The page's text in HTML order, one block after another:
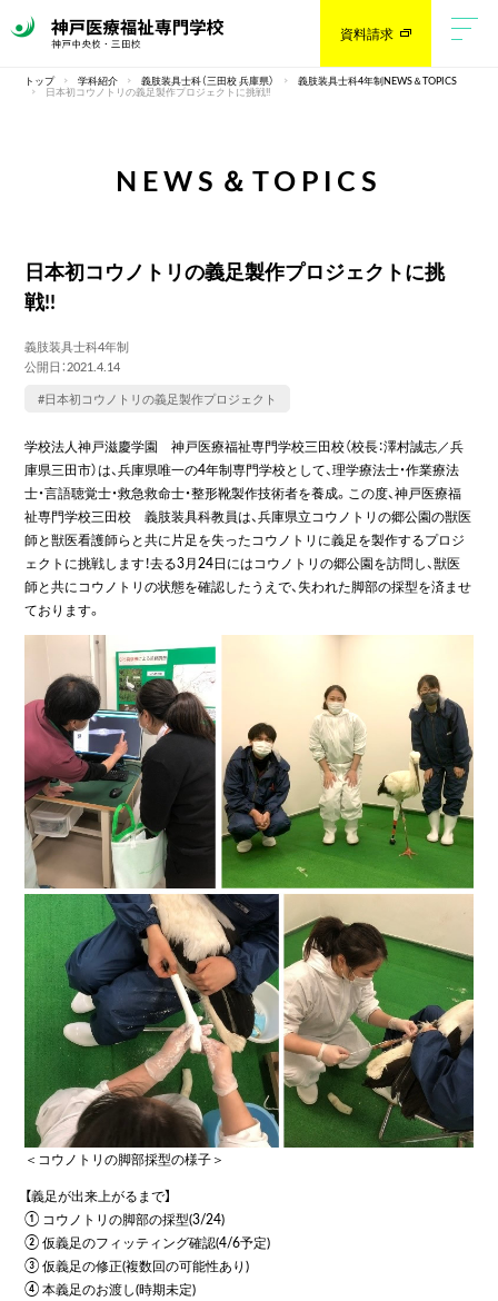
資料請求
トップ 学科紹介 義肢装具士科（三田校 兵庫県） 義肢装具士科4年制NEWS＆TOPICS
日本初コウノトリの義足製作プロジェクトに挑戦!!
NEWS＆TOPICS
日本初コウノトリの義足製作プロジェクトに挑
戦!!
義肢装具士科4年制
公開日：2021.4.14
#日本初コウノトリの義足製作プロジェクト
学校法人神戸滋慶学園 神戸医療福祉専門学校三田校（校長：澤村誠志／兵
庫県三田市）は、兵庫県唯一の4年制専門学校として、理学療法士・作業療法
士・言語聴覚士・救急救命士・整形靴製作技術者を養成。この度、神戸医療福
祉専門学校三田校 義肢装具科教員は、兵庫県立コウノトリの郷公園の獣医
師と獣医看護師らと共に片足を失ったコウノトリに義足を製作するプロジ
ェクトに挑戦します！去る3月24日にはコウノトリの郷公園を訪問し、獣医
師と共にコウノトリの状態を確認したうえで、失われた脚部の採型を済ませ
ております。
＜コウノトリの脚部採型の様子＞
【義足が出来上がるまで】
① コウノトリの脚部の採型(3/24)
② 仮義足のフィッティング確認(4/6予定)
③ 仮義足の修正(複数回の可能性あり)
④ 本義足のお渡し(時期未定)